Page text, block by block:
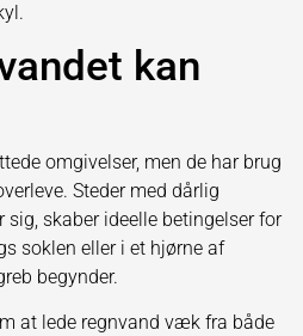
kan
omgivelser, men de har brug
Steder med dårlig
skaber ideelle betingelser for
soklen eller i et hjørne af
begynder.
at lede regnvand væk fra både